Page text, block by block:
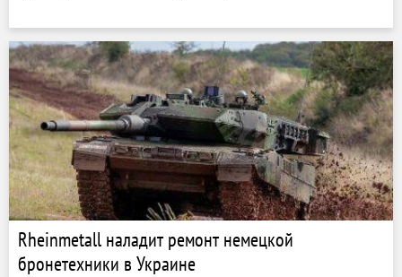
Rheinmetall наладит ремонт немецкой
бронетехники в Украине